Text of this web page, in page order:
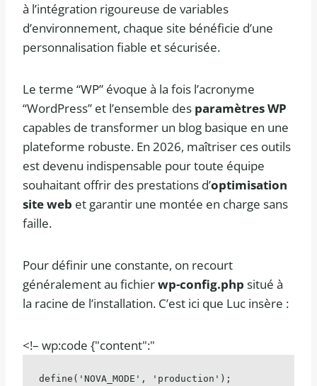
à l’intégration rigoureuse de variables
d’environnement, chaque site bénéficie d’une
personnalisation fiable et sécurisée.
Le terme “WP” évoque à la fois l’acronyme
“WordPress” et l’ensemble des paramètres WP
capables de transformer un blog basique en une
plateforme robuste. En 2026, maîtriser ces outils
est devenu indispensable pour toute équipe
souhaitant offrir des prestations d’optimisation
site web et garantir une montée en charge sans
faille.
Pour définir une constante, on recourt
généralement au fichierwp-config.php situé à
la racine de l’installation. C’est ici que Luc insère :
<!– wp:code {"content":"
define('NOVA_MODE', 'production');